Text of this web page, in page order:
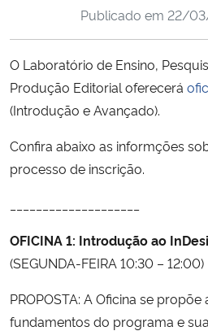
Ministério da Cidadania
Ministério de Minas e Energia
Ministério da Ciência, Tecnologia,
Ministério do Desenvolvimento Regional
Controladoria-Geral da União
Publicado em 22/
O Laboratório de Ensino,
Produção Editorial oferecerá
(Introdução e Avançado).
Confira abaixo as informções
processo de inscrição.
OFICINA 1: Introdução ao
(SEGUNDA-FEIRA 10:30 – 12:00)
PROPOSTA: A Oficina se
fundamentos do programa e